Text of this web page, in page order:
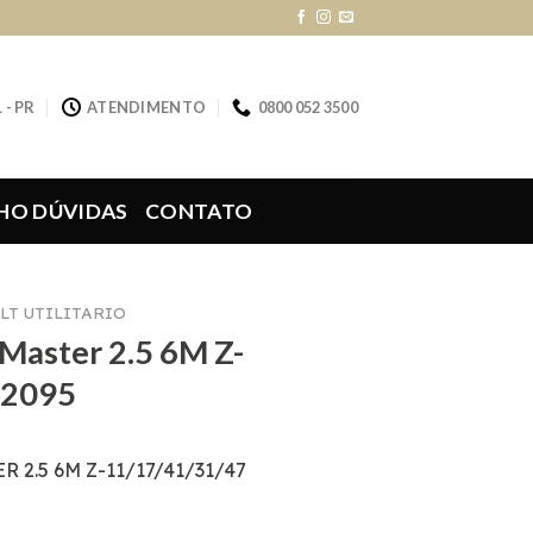
- PR ATENDIMENTO 0800 052 3500
DÚVIDAS CONTATO
UTILITARIO
2.5 6M Z-
2.5 6M Z-11/17/41/31/47